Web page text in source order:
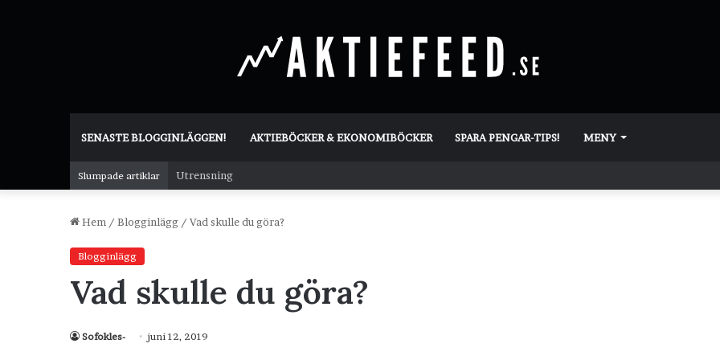
SENASTE BLOGGINLÄGGEN! AKTIEBÖCKER & EKONOMIBÖCKER SPARA PENGAR-TIPS! MENY
Slumpade artiklar Utrensning
Hem / Blogginlägg / Vad skulle du göra?
Blogginlägg
Vad skulle du göra?
Sofokles- juni 12, 2019